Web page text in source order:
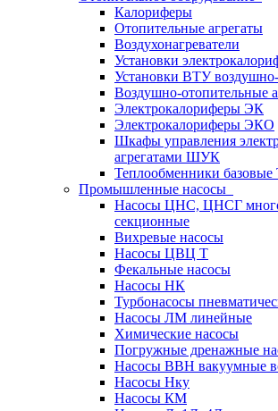
Калориферы
Отопительные агрегаты
Воздухонагреватели
Установки
Установки ВТУ
Воздушно-отопительные
Электрокалориферы ЭК
Электрокалориферы ЭКО
Шкафы управления
агрегатами ШУК
Теплообменники базовые
Промышленные насосы
Насосы ЦНС, ЦНСГ
секционные
Вихревые насосы
Насосы ЦВЦ Т
Фекальные насосы
Насосы НК
Турбонасосы
Насосы ЛМ линейные
Химические насосы
Погружные дренажные
Насосы ВВН вакуумные
Насосы Нку
Насосы КМ